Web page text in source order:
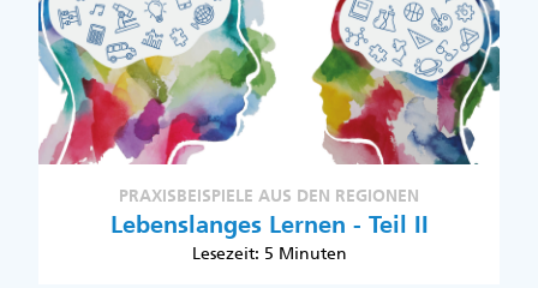
PRAXISBEISPIELE AUS DEN REGIONEN
Lebenslanges Lernen - Teil II
Lesezeit: 5 Minuten